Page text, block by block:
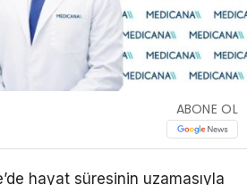
ABONE OL
hayat süresinin uzamasıyla